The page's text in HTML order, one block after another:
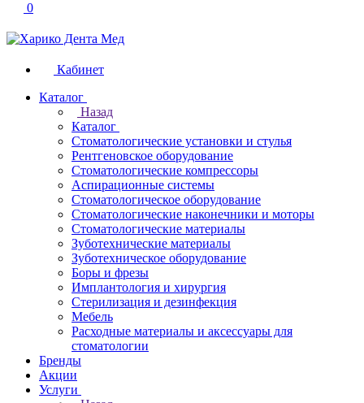
0
Кабинет
Каталог
Назад
Каталог
Стоматологические установки и стулья
Рентгеновское оборудование
Стоматологические компрессоры
Аспирационные системы
Стоматологическое оборудование
Стоматологические наконечники и моторы
Стоматологические материалы
Зуботехнические материалы
Зуботехническое оборудование
Боры и фрезы
Имплантология и хирургия
Стерилизация и дезинфекция
Мебель
Расходные материалы и аксессуары для
стоматологии
Бренды
Акции
Услуги